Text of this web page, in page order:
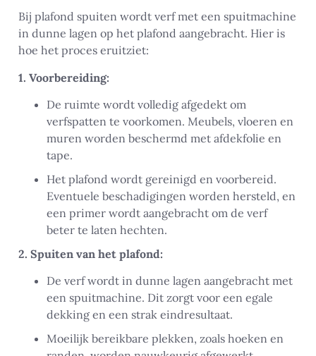
Bij plafond spuiten wordt verf met een spuitmachine
in dunne lagen op het plafond aangebracht. Hier is
hoe het proces eruitziet:
1. Voorbereiding:
De ruimte wordt volledig afgedekt om
verfspatten te voorkomen. Meubels, vloeren en
muren worden beschermd met afdekfolie en
tape.
Het plafond wordt gereinigd en voorbereid.
Eventuele beschadigingen worden hersteld, en
een primer wordt aangebracht om de verf
beter te laten hechten.
2. Spuiten van het plafond:
De verf wordt in dunne lagen aangebracht met
een spuitmachine. Dit zorgt voor een egale
dekking en een strak eindresultaat.
Moeilijk bereikbare plekken, zoals hoeken en